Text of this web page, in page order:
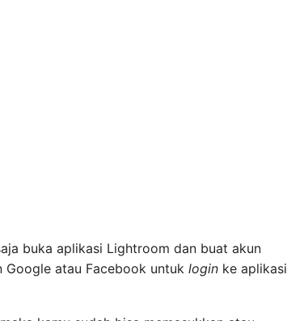
buka aplikasi Lightroom dan buat akun
Google atau Facebook untuk loginke aplikasi